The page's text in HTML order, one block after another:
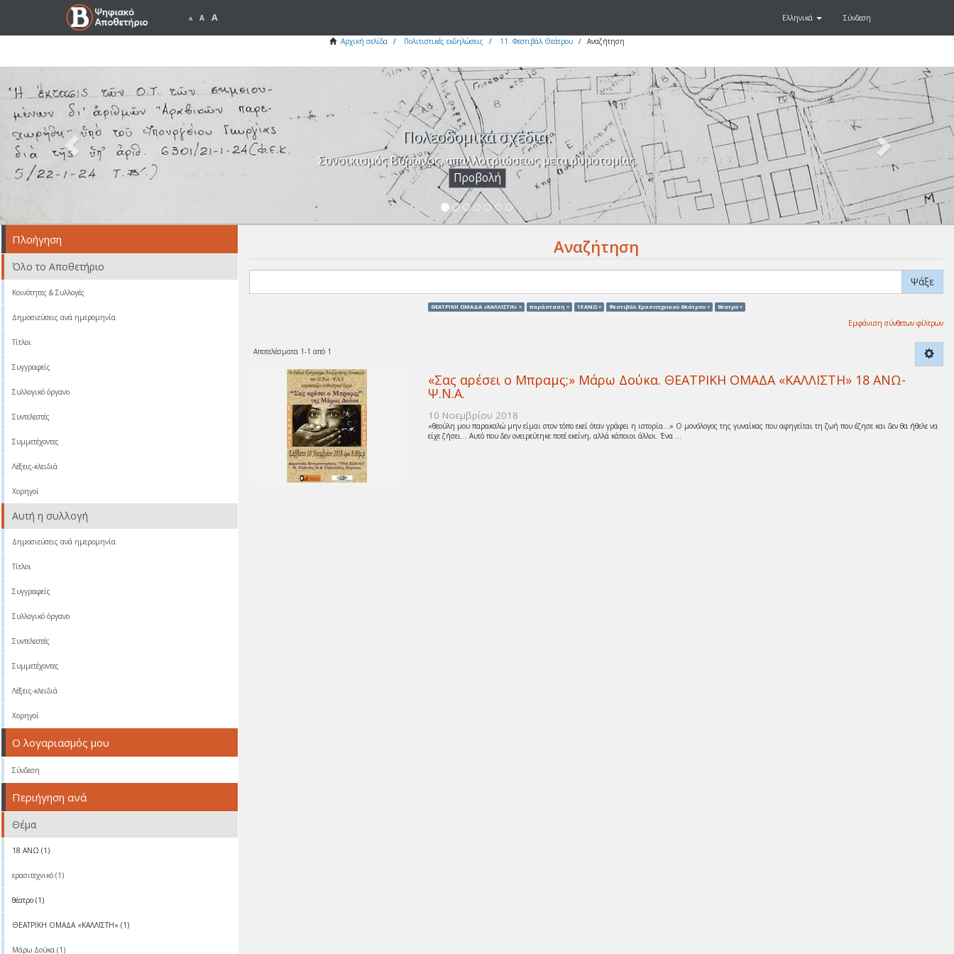
A A A Ελληνικά Σύνδεση
Αρχική σελίδα Πολιτιστικές εκδηλώσεις 11. Φεστιβάλ Θεάτρου Αναζήτηση
Πολεοδομικά σχέδια.
Συνοικισμός Βύρωνος, απαλλοτριώσεως μετα ρυμοτομίας.
Προβολή
Next
Αναζήτηση
Ψάξε
ΘΕΑΤΡΙΚΗ ΟΜΑΔΑ «ΚΑΛΛΙΣΤΗ» × παράσταση × 18 ΑΝΩ × Φεστιβάλ Ερασιτεχνικού Θεάτρου × θέατρο ×
Εμφάνιση σύνθετων φίλτρων
Αποτελέσματα 1-1 από 1
«Σας αρέσει ο Μπραμς;» Μάρω Δούκα. ΘΕΑΤΡΙΚΗ ΟΜΑΔΑ «ΚΑΛΛΙΣΤΗ» 18 ΑΝΩ-
Ψ.Ν.Α.
10 Νοεμβρίου 2018
«θεούλη μου παρακαλώ μην είμαι στον τόπο εκεί όταν γράφει η ιστορία…» Ο μονόλογος της γυναίκας που αφηγείται τη ζωή που έζησε και δεν θα ήθελε να
είχε ζήσει… Αυτό που δεν ονειρεύτηκε ποτέ εκείνη, αλλά κάποιοι άλλοι. Ένα ...
Πλοήγηση
Όλο το Αποθετήριο
Κοινότητες & Συλλογές
Δημοσιεύσεις ανά ημερομηνία
Τίτλοι
Συγγραφείς
Συλλογικό όργανο
Συντελεστές
Συμμετέχοντες
Λέξεις-κλειδιά
Χορηγοί
Αυτή η συλλογή
Δημοσιεύσεις ανά ημερομηνία
Τίτλοι
Συγγραφείς
Συλλογικό όργανο
Συντελεστές
Συμμετέχοντες
Λέξεις-κλειδιά
Χορηγοί
Ο λογαριασμός μου
Σύνδεση
Περιήγηση ανά
Θέμα
18 ΑΝΩ (1)
ερασιτεχνικό (1)
θέατρο (1)
ΘΕΑΤΡΙΚΗ ΟΜΑΔΑ «ΚΑΛΛΙΣΤΗ» (1)
Μάρω Δούκα (1)